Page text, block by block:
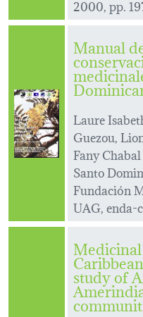
2000, pp.
Manual
Laure
Guezou,
Fany Chabal
Santo
Fundación
UAG, enda-
study of